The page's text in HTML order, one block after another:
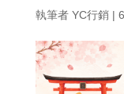
執筆者 YC行銷|